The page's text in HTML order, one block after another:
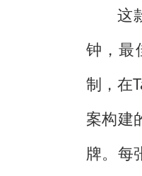
这
钟，最
制，在
案构建
牌。每